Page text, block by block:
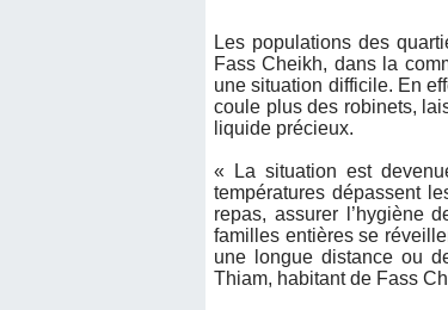
Les populations des
Fass Cheikh, dans la
une situation difficile. En
coule plus des robinets,
liquide précieux.
« La situation est
températures dépassent
repas, assurer l’hygiène
familles entières se
une longue distance ou
Thiam, habitant de Fass